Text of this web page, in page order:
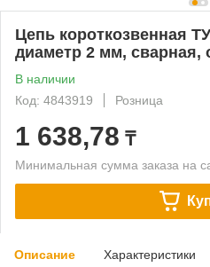
Цепь короткозвенная
диаметр 2 мм, сварная,
В наличии
Код: 4843919
Розница
1 638,78 ₸
Минимальная сумма заказа на
Описание Характеристики